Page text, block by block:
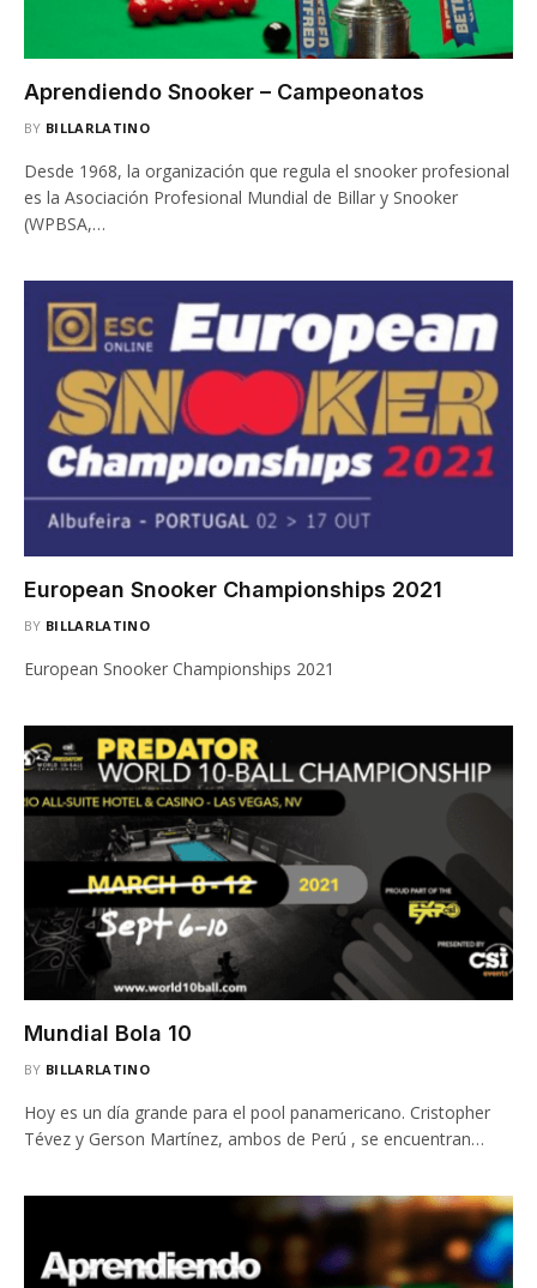
Aprendiendo Snooker – Campeonatos
BY BILLARLATINO
Desde 1968, la organización que regula el snooker profesional
es la Asociación Profesional Mundial de Billar y Snooker
(WPBSA,…
European Snooker Championships 2021
BY BILLARLATINO
European Snooker Championships 2021
Mundial Bola 10
BY BILLARLATINO
Hoy es un día grande para el pool panamericano. Cristopher
Tévez y Gerson Martínez, ambos de Perú , se encuentran…